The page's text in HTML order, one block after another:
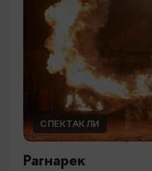
СПЕКТАКЛИ
Рагнарек